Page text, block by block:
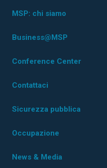
MSP: chi siamo
Business@MSP
Conference Center
Contattaci
Sicurezza pubblica
Occupazione
News & Media